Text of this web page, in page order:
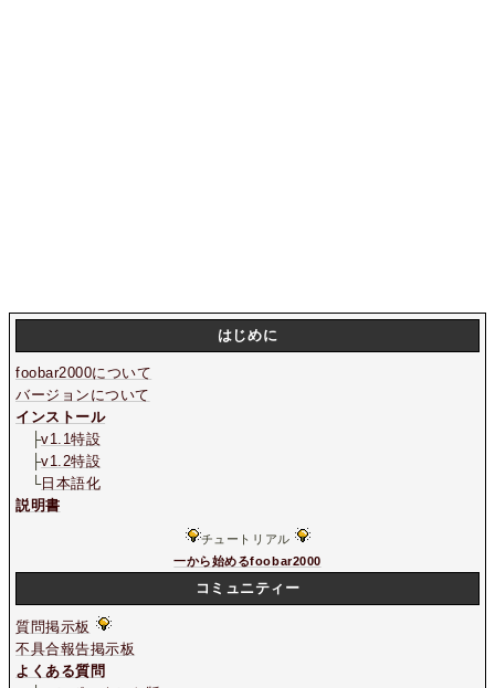
はじめに
foobar2000について
バージョンについて
インストール
├v1.1特設
├v1.2特設
└日本語化
説明書
チュートリアル
一から始めるfoobar2000
コミュニティー
質問掲示板
不具合報告掲示板
よくある質問